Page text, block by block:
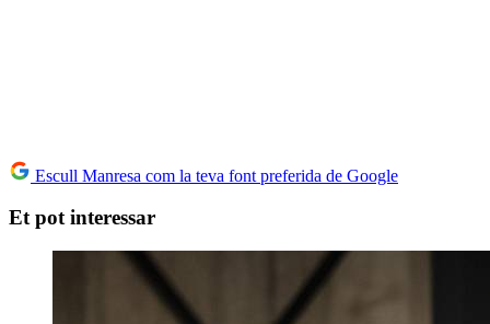
Escull Manresa com la teva font preferida de Google
Et pot interessar